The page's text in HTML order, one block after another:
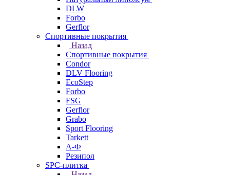
DLW
Forbo
Gerflor
Спортивные покрытия
Назад
Спортивные покрытия
Condor
DLV Flooring
EcoStep
Forbo
FSG
Gerflor
Grabo
Sport Flooring
Tarkett
А-Ф
Резипол
SPC-плитка